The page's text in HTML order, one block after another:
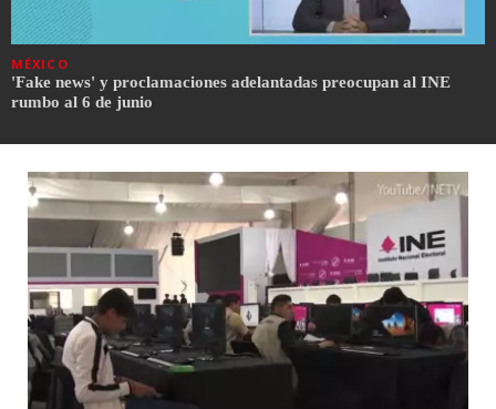
MÉXICO
'Fake news' y proclamaciones adelantadas preocupan al INE
rumbo al 6 de junio